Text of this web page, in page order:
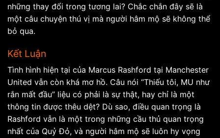
những thay đổi trong tương lai? Chắc chắn đây sẽ là
một câu chuyện thú vị mà người hâm mộ sẽ không thể
bỏ qua.
Kết Luận
Tình hình hiện tại của Marcus Rashford tại Manchester
United vẫn còn khá mơ hồ. Câu nói “Thiếu tôi, MU như
rắn mất đầu” liệu có phải là sự thật, hay chỉ là một
thông tin được thêu dệt? Dù sao, điều quan trọng là
Rashford vẫn là một trong những cầu thủ quan trọng
nhất của Quỷ Đỏ, và người hâm mộ sẽ luôn hy vọng